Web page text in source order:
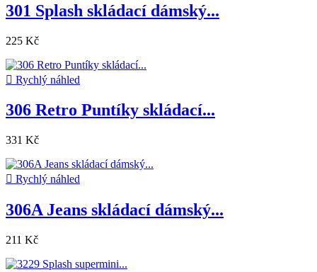
301 Splash skládací dámský...
225 Kč
 Rychlý náhled
306 Retro Puntíky skládací...
331 Kč
 Rychlý náhled
306A Jeans skládací dámský...
211 Kč